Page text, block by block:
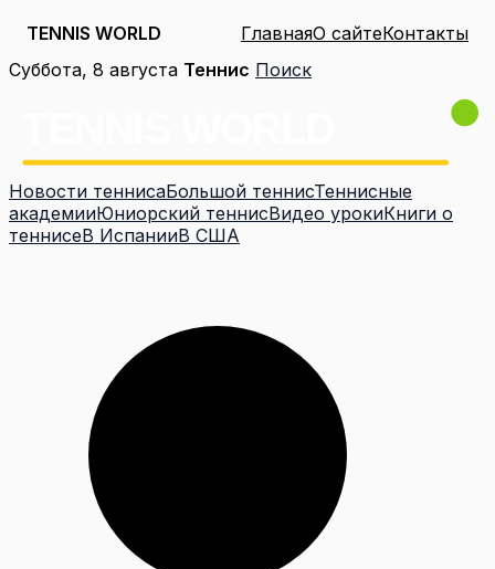
TENNIS WORLD ГлавнаяО сайтеКонтакты
Перейти
Суббота, 8 августа Теннис Поиск
Новости теннисаБольшой теннисТеннисные
академииЮниорский теннисВидео урокиКниги о
теннисеВ ИспанииВ США